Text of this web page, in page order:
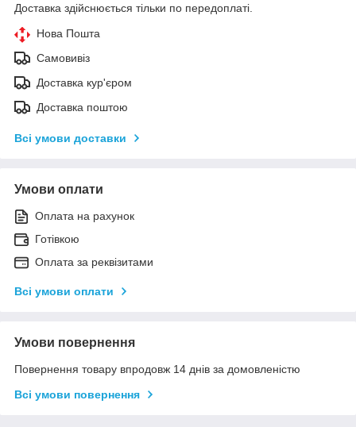
Доставка здійснюється тільки по передоплаті.
Нова Пошта
Самовивіз
Доставка кур'єром
Доставка поштою
Всі умови доставки
Умови оплати
Оплата на рахунок
Готівкою
Оплата за реквізитами
Всі умови оплати
Умови повернення
Повернення товару впродовж 14 днів за домовленістю
Всі умови повернення